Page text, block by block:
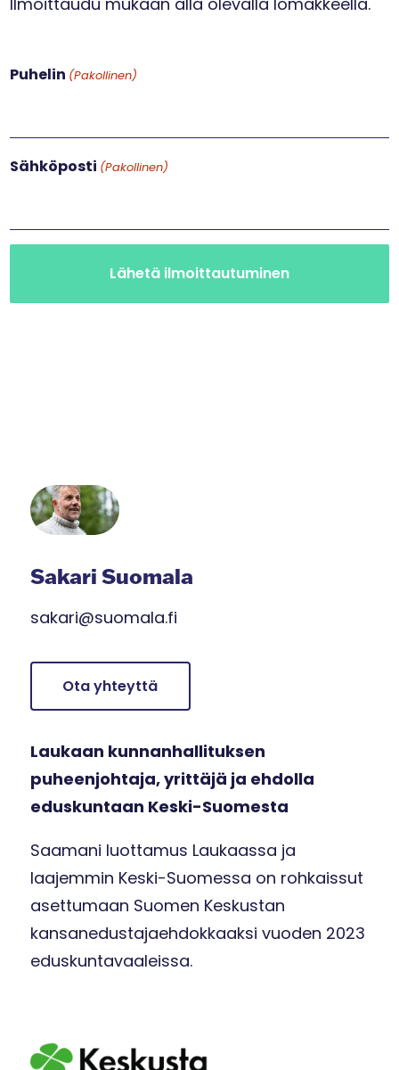
Puhelin (Pakollinen)
Sähköposti (Pakollinen)
Sakari Suomala
sakari@suomala.fi
Ota yhteyttä
Laukaan kunnanhallituksen
puheenjohtaja, yrittäjä ja ehdolla
eduskuntaan Keski-Suomesta
Saamani luottamus Laukaassa ja
laajemmin Keski-Suomessa on rohkaissut
asettumaan Suomen Keskustan
kansanedustajaehdokkaaksi vuoden 2023
eduskuntavaaleissa.